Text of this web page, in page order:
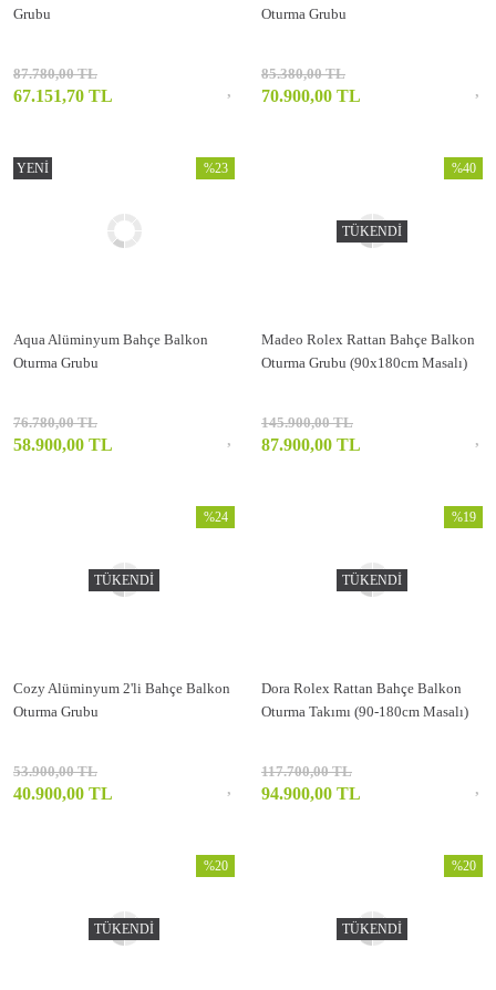
Grubu
87.780,00 TL
67.151,70 TL
Oturma Grubu
85.380,00 TL
70.900,00 TL
YENİ
Aqua Alüminyum Bahçe Balkon
Oturma Grubu
%23
76.780,00 TL
58.900,00 TL
TÜKENDİ
Madeo Rolex Rattan Bahçe Balkon
Oturma Grubu (90x180cm Masalı)
%40
145.900,00 TL
87.900,00 TL
TÜKENDİ
Cozy Alüminyum 2'li Bahçe Balkon
Oturma Grubu
%24
53.900,00 TL
40.900,00 TL
TÜKENDİ
Dora Rolex Rattan Bahçe Balkon
Oturma Takımı (90-180cm Masalı)
%19
117.700,00 TL
94.900,00 TL
TÜKENDİ
%20
TÜKENDİ
%20